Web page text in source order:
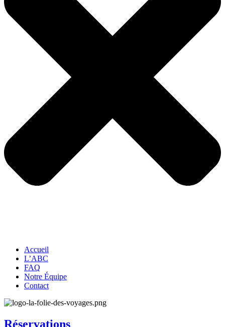
Accueil
L’ABC
FAQ
Notre Équipe
Contact
Réservations